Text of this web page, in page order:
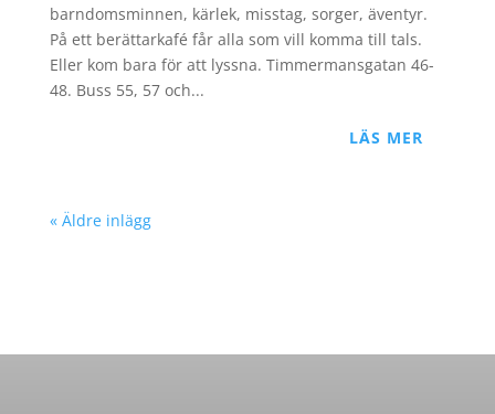
barndomsminnen, kärlek, misstag, sorger, äventyr.
På ett berättarkafé får alla som vill komma till tals.
Eller kom bara för att lyssna. Timmermansgatan 46-
48. Buss 55, 57 och...
LÄS MER
« Äldre inlägg